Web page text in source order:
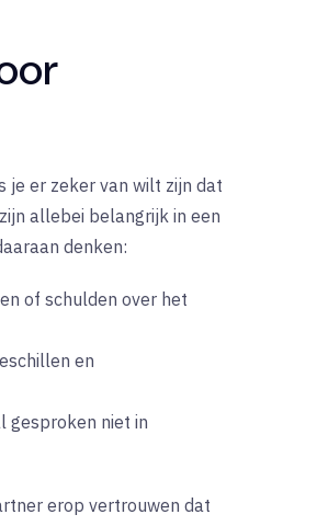
je er zeker van wilt zijn dat
allebei belangrijk in een
denken:
of schulden over het
en
gesproken niet in
erop vertrouwen dat